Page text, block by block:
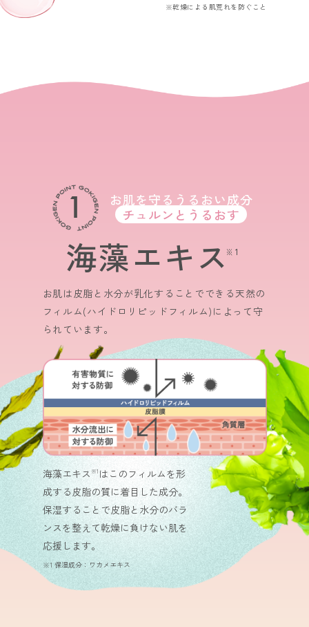
※乾燥による肌荒れを防ぐこと
1
お肌を守るうるおい成分
チュルンとうるおす
海藻エキス※1
お肌は皮脂と水分が乳化することでできる天然の
フィルム(ハイドロリピッドフィルム)によって守
られています。
海藻エキス ※1 はこのフィルムを形
成する皮脂の質に着目した成分。
保湿することで皮脂と水分のバラ
ンスを整えて乾燥に負けない肌を
応援します。
※1 保湿成分：ワカメエキス